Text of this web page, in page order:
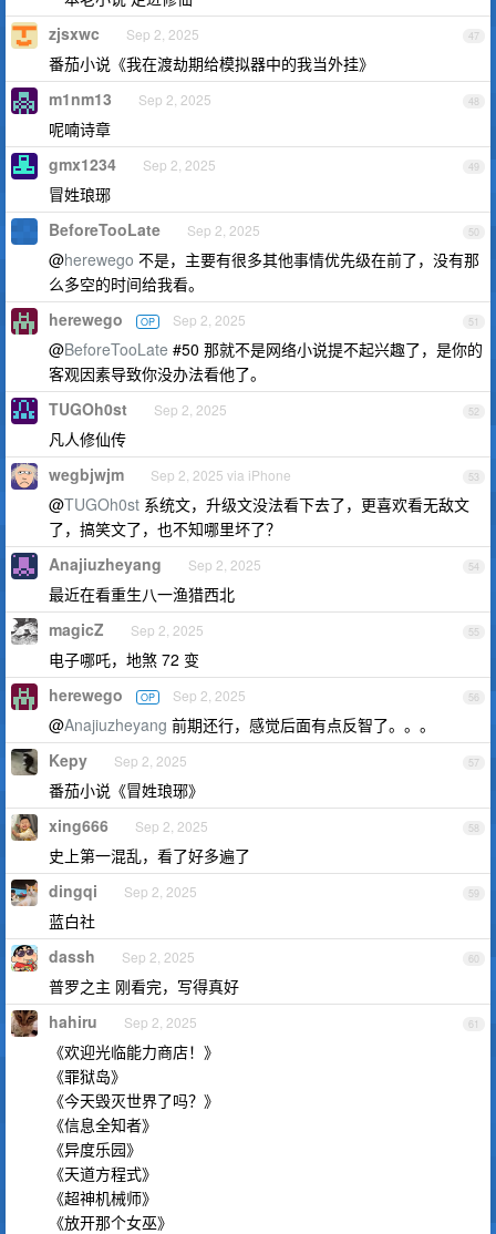
47
zjsxwc Sep 2, 2025
番茄小说《我在渡劫期给模拟器中的我当外挂》
48
m1nm13 Sep 2, 2025
呢喃诗章
49
gmx1234 Sep 2, 2025
冒姓琅琊
50
BeforeTooLate Sep 2, 2025
@herewego 不是，主要有很多其他事情优先级在前了，没有那
么多空的时间给我看。
51
herewego OP Sep 2, 2025
@BeforeTooLate #50 那就不是网络小说提不起兴趣了，是你的
客观因素导致你没办法看他了。
52
TUGOh0st Sep 2, 2025
凡人修仙传
53
wegbjwjm Sep 2, 2025 via iPhone
@TUGOh0st 系统文，升级文没法看下去了，更喜欢看无敌文
了，搞笑文了，也不知哪里坏了？
54
Anajiuzheyang Sep 2, 2025
最近在看重生八一渔猎西北
55
magicZ Sep 2, 2025
电子哪吒，地煞 72 变
56
herewego OP Sep 2, 2025
@Anajiuzheyang 前期还行，感觉后面有点反智了。。。
57
Kepy Sep 2, 2025
番茄小说《冒姓琅琊》
58
xing666 Sep 2, 2025
史上第一混乱，看了好多遍了
59
dingqi Sep 2, 2025
蓝白社
60
dassh Sep 2, 2025
普罗之主 刚看完，写得真好
61
hahiru Sep 2, 2025
《欢迎光临能力商店！》
《罪狱岛》
《今天毁灭世界了吗？》
《信息全知者》
《异度乐园》
《天道方程式》
《超神机械师》
《放开那个女巫》